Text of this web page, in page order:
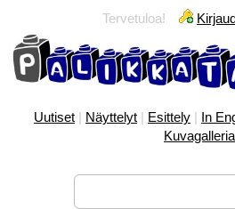
Tervetuloa!
Uutiset | Näyttelyt | Esittely | In
Kuvagalleria